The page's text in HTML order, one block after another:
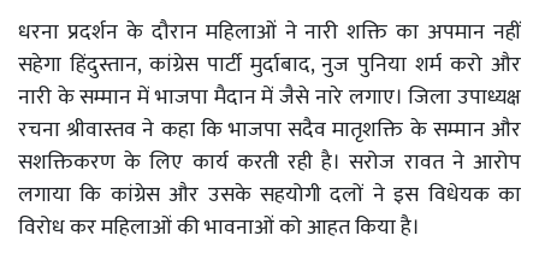
धरना प्रदर्शन के दौरान महिलाओं ने नारी शक्ति का अपमान नहीं
सहेगा हिंदुस्तान, कांग्रेस पार्टी मुर्दाबाद, नुज पुनिया शर्म करो और
नारी के सम्मान में भाजपा मैदान में जैसे नारे लगाए। जिला उपाध्यक्ष
रचना श्रीवास्तव ने कहा कि भाजपा सदैव मातृशक्ति के सम्मान और
सशक्तिकरण के लिए कार्य करती रही है। सरोज रावत ने आरोप
लगाया कि कांग्रेस और उसके सहयोगी दलों ने इस विधेयक का
विरोध कर महिलाओं की भावनाओं को आहत किया है।